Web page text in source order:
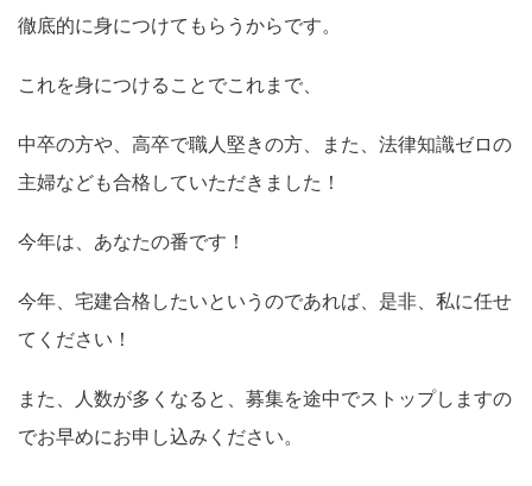
徹底的に身につけてもらうからです。
これを身につけることでこれまで、
中卒の方や、高卒で職人堅きの方、また、法律知識ゼロの
主婦なども合格していただきました！
今年は、あなたの番です！
今年、宅建合格したいというのであれば、是非、私に任せ
てください！
また、人数が多くなると、募集を途中でストップしますの
でお早めにお申し込みください。